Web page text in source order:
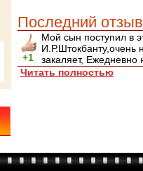
Последний отзыв
+1
Мой сын поступил в
И.Р.Штокбанту,очень
закаляет, Ежедневно
Читать полностью